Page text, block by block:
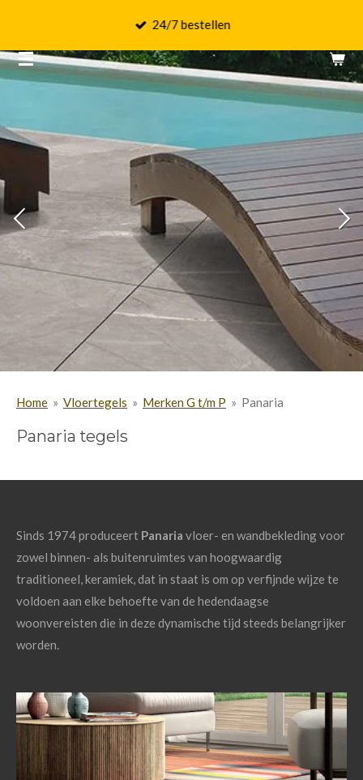
naar
de
24/7 bestellen
Home » Vloertegels » Merken G t/m P » Panaria
Panaria tegels
Sinds 1974 produceert Panaria vloer- en wandbekleding voor
zowel binnen- als buitenruimtes van hoogwaardig
traditioneel, keramiek, dat in staat is om op verfijnde wijze te
voldoen aan elke behoefte van de hedendaagse
woonvereisten die in deze dynamische tijd steeds belangrijker
worden.